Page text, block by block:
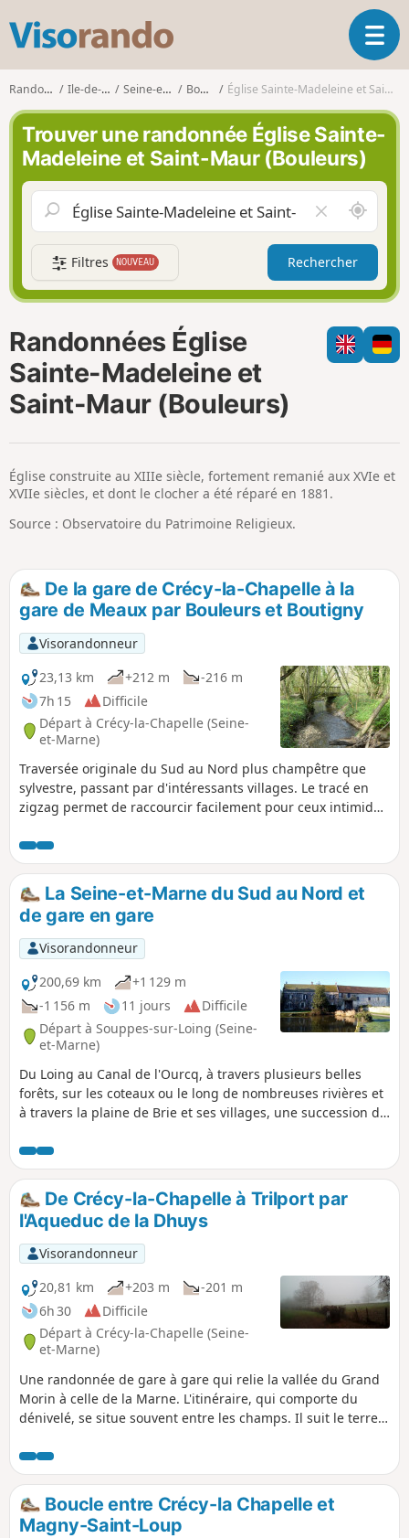
s
o
r
n
d
o
O
u
v
r
a
n
v
g
a
i
o
Randonnées Ile-de-France Seine-et-Marne Bouleurs Église Sainte-Madeleine et Saint-Maur (Bouleurs)
Trouver une randonnée Église Sainte-
Madeleine et Saint-Maur (Bouleurs)
i
d
e
r
l
e
h
A
u
t
u
r
d
e
m
Filtres NOUVEAU Rechercher
Randonnées Église
Sainte-Madeleine et
Saint-Maur (Bouleurs)
Église construite au XIIIe siècle, fortement remanié aux XVIe et
XVIIe siècles, et dont le clocher a été réparé en 1881.
Source : Observatoire du Patrimoine Religieux.
De la gare de Crécy-la-Chapelle à la
gare de Meaux par Bouleurs et Boutigny
Visorandonneur
23,13 km
+212 m
-216 m
7h 15
Difficile
Départ à Crécy-la-Chapelle (Seine-
et-Marne)
Traversée originale du Sud au Nord plus champêtre que
sylvestre, passant par d'intéressants villages. Le tracé en
zigzag permet de raccourcir facilement pour ceux intimidés
couper du point au point , ce qui permet de visiter tous les
villages du parcours, en descendant en-dessous des 20 km.
Seule la section de l'aqueduc serait alors laissée de côté.Le
départ et l'arrivée sont accessibles en bus depuis la gare
RER-TGV de Chessy-Marne-la-Vallée, ou en train.
La Seine-et-Marne du Sud au Nord et
de gare en gare
Visorandonneur
200,69 km
+1 129 m
-1 156 m
11 jours
Difficile
Départ à Souppes-sur-Loing (Seine-
et-Marne)
Du Loing au Canal de l'Ourcq, à travers plusieurs belles
forêts, sur les coteaux ou le long de nombreuses rivières et
à travers la plaine de Brie et ses villages, une succession de
et de gare à gare. À la découverte d'un département qui
mêle urbanisation et caractère rural et agricole affirmé et
de son riche patrimoine bâti !
De Crécy-la-Chapelle à Trilport par
l'Aqueduc de la Dhuys
Visorandonneur
20,81 km
+203 m
-201 m
6h 30
Difficile
Départ à Crécy-la-Chapelle (Seine-
et-Marne)
Une randonnée de gare à gare qui relie la vallée du Grand
Morin à celle de la Marne. L'itinéraire, qui comporte du
dénivelé, se situe souvent entre les champs. Il suit le terre-
en deux tronçons.
Boucle entre Crécy-la Chapelle et
Magny-Saint-Loup